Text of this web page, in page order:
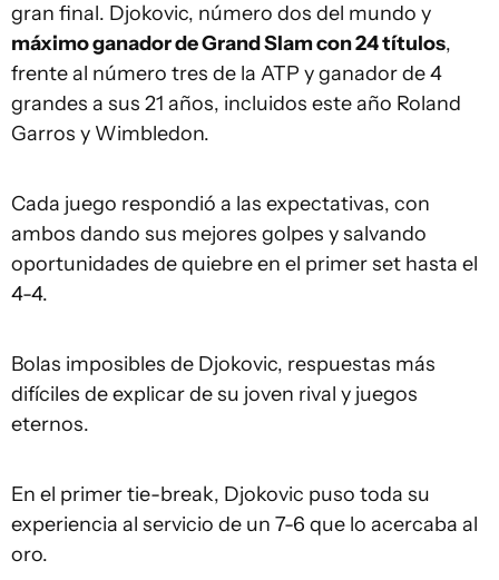
gran final. Djokovic, número dos del mundo y
máximo ganador de Grand Slam con 24 títulos,
frente al número tres de la ATP y ganador de 4
grandes a sus 21 años, incluidos este año Roland
Garros y Wimbledon.
Cada juego respondió a las expectativas, con
ambos dando sus mejores golpes y salvando
oportunidades de quiebre en el primer set hasta el
4-4.
Bolas imposibles de Djokovic, respuestas más
difíciles de explicar de su joven rival y juegos
eternos.
En el primer tie-break, Djokovic puso toda su
experiencia al servicio de un 7-6 que lo acercaba al
oro.